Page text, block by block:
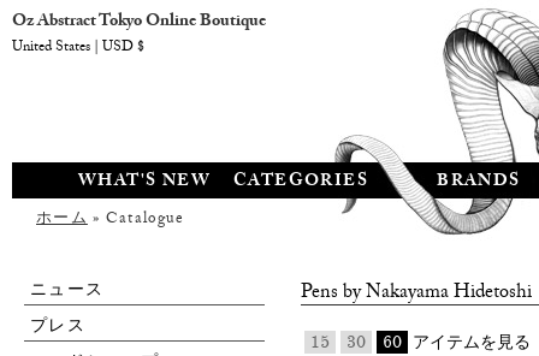
WHAT'S NEW CATEGORIES BRANDS
ホーム» Catalogue
ニュース
プレス
Pens byNakayama Hidetoshi
15 30 60 アイテムを見る
Oz Abstract Tokyo Online Boutique
United States | USD $